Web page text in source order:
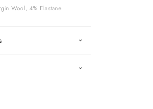
Wool, 4% Elastane